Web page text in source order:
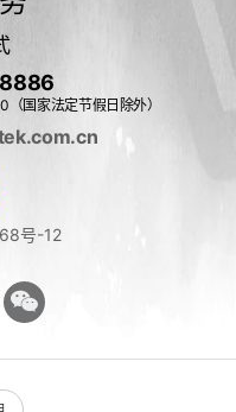
国家法定节假日除外）
号-12